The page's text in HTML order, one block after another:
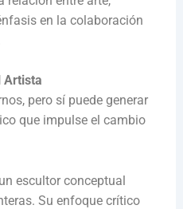
en la colaboración
Artista
pero sí puede generar
que impulse el cambio
escultor conceptual
Su enfoque crítico